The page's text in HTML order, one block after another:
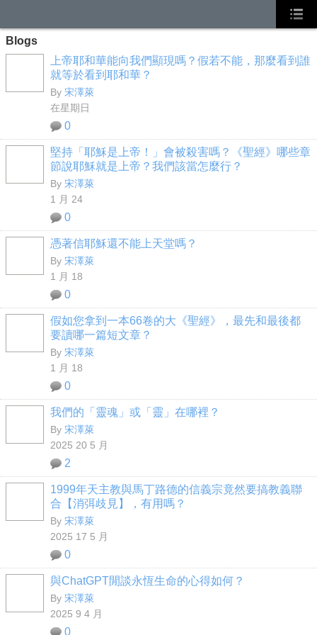
Blogs
上帝耶和華能向我們顯現嗎？假若不能，那麼看到誰
就等於看到耶和華？
By 宋澤萊
在星期日
0
堅持「耶穌是上帝！」會被殺害嗎？《聖經》哪些章
節說耶穌就是上帝？我們該當怎麼行？
By 宋澤萊
1 月 24
0
憑著信耶穌還不能上天堂嗎？
By 宋澤萊
1 月 18
0
假如您拿到一本66卷的大《聖經》，最先和最後都
要讀哪一篇短文章？
By 宋澤萊
1 月 18
0
我們的「靈魂」或「靈」在哪裡？
By 宋澤萊
2025 20 5 月
2
1999年天主教與馬丁路德的信義宗竟然要搞教義聯
合【消弭歧見】，有用嗎？
By 宋澤萊
2025 17 5 月
0
與ChatGPT閒談永恆生命的心得如何？
By 宋澤萊
2025 9 4 月
0